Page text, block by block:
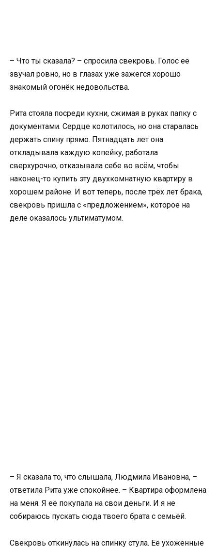
– Что ты сказала? – спросила свекровь. Голос её
звучал ровно, но в глазах уже зажегся хорошо
знакомый огонёк недовольства.
Рита стояла посреди кухни, сжимая в руках папку с
документами. Сердце колотилось, но она старалась
держать спину прямо. Пятнадцать лет она
откладывала каждую копейку, работала
сверхурочно, отказывала себе во всём, чтобы
наконец-то купить эту двухкомнатную квартиру в
хорошем районе. И вот теперь, после трёх лет брака,
свекровь пришла с «предложением», которое на
деле оказалось ультиматумом.
– Я сказала то, что слышала, Людмила Ивановна, –
ответила Рита уже спокойнее. – Квартира оформлена
на меня. Я её покупала на свои деньги. И я не
собираюсь пускать сюда твоего брата с семьёй.
Свекровь откинулась на спинку стула. Её ухоженные